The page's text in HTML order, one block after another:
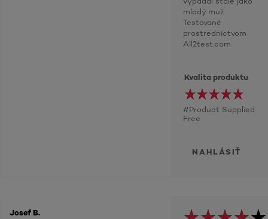
mladý muž
Testované
prostredníctvom
All2test.com
Kvalita produktu
#Product Supplied
Free
NAHLÁSIŤ
Josef B.